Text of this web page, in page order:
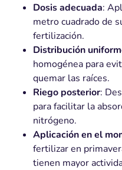
Dosis adecuada:
metro cuadrado de
fertilización.
Distribución
homogénea para
quemar las raíces.
Riego posterior:
para facilitar la
nitrógeno.
Aplicación en el
fertilizar en
tienen mayor